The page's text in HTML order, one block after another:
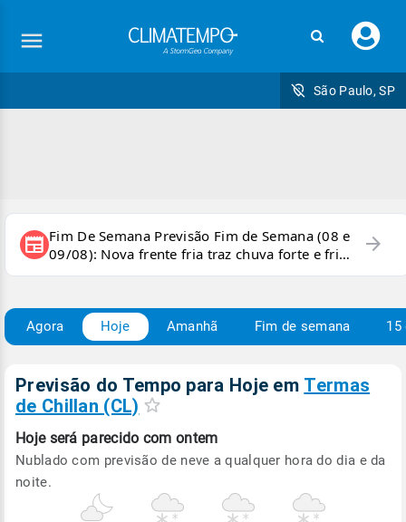
seu
São Paulo, SP
newspaper Fim De Semana Previsão Fim de Semana (08 e
09/08): Nova frente fria traz chuva forte e frio
para áreas do país
arrow_forward
Agora Hoje Amanhã Fim de semana 15
Previsão do Tempo para Hoje em Termas
de Chillan (CL)
Hoje será parecido com ontem
Nublado com previsão de neve a qualquer hora do dia e da
noite.